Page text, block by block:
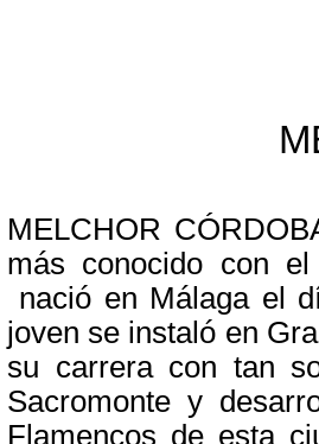
MELCHOR
más conocido con
nació en Málaga el
joven se instaló en
su carrera con tan
Sacromonte y
Flamencos de esta